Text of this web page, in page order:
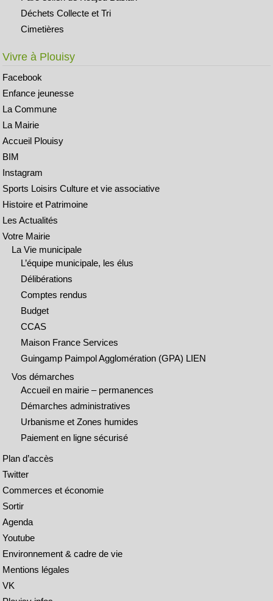
Déchets Collecte et Tri
Cimetières
Vivre à Plouisy
Facebook
Enfance jeunesse
La Commune
La Mairie
Accueil Plouisy
BIM
Instagram
Sports Loisirs Culture et vie associative
Histoire et Patrimoine
Les Actualités
Votre Mairie
La Vie municipale
L’équipe municipale, les élus
Délibérations
Comptes rendus
Budget
CCAS
Maison France Services
Guingamp Paimpol Agglomération (GPA) LIEN
Vos démarches
Accueil en mairie – permanences
Démarches administratives
Urbanisme et Zones humides
Paiement en ligne sécurisé
Plan d’accès
Twitter
Commerces et économie
Sortir
Agenda
Youtube
Environnement & cadre de vie
Mentions légales
VK